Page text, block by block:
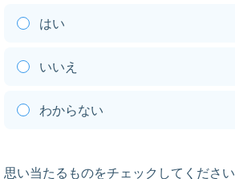
はい
いいえ
わからない
思い当たるものをチェックしてください